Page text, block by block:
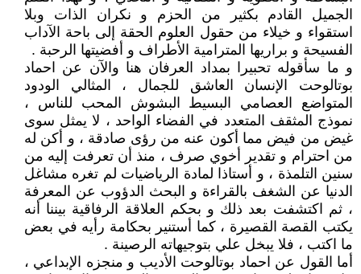
الجميل القادم بكثير من الحزم و نكران الذات وبلا
استقواء و خيلاء من حقول العلوم الحقة إلى باحة الآداب
الفسيحة و براريها المترامية الأطراف و أفضيتها الرحبة .
و ما سأقوله تحبيرا بمداد العرفان هنا والآن عن احماد
بوتالوحت الإنسان العاشق للجمال ، المثالي الودود
المتواضع العصامي البسيط البشوش المحب للناس ،
نموذج المثقف المتعدد في الفضاء الواحد ، لا يمثل سوى
غيض من فيض مما أكون عنه من رؤى صادقة ، و أكن له
من احترام و تقدير أخوي صرف ، منذ أن تعرفت إليه من
سنين التلمذة ، و أستاذا لمادة الرياضيات لم تغره مشاغل
الدنيا عن الشغف بالقراءة و البحث الدؤوب عن المعرفة
، ثم اكتشفت بعد ذلك و بحكم العلاقة الرفاقية بيننا أنه
يكتب القصة القصيرة ، كما أستنير بحكامة رأيه في بعض
ما اكتب ، فلا يبخل علي بتوجيهاته الرصينة .
أما القول عن احماد بوتالوحت الأديب و منجزه الإبداعي ،